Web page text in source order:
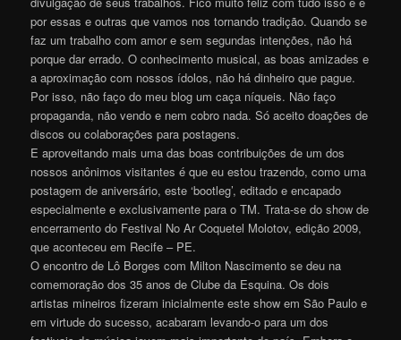
por essas e outras que vamos nos tornando tradição. Quando se
faz um trabalho com amor e sem segundas intenções, não há
porque dar errado. O conhecimento musical, as boas amizades e
a aproximação com nossos ídolos, não há dinheiro que pague.
Por isso, não faço do meu blog um caça níqueis. Não faço
propaganda, não vendo e nem cobro nada. Só aceito doações de
discos ou colaborações para postagens.
E aproveitando mais uma das boas contribuições de um dos
nossos anônimos visitantes é que eu estou trazendo, como uma
postagem de aniversário, este ‘bootleg’, editado e encapado
especialmente e exclusivamente para o TM. Trata-se do show de
encerramento do Festival No Ar Coquetel Molotov, edição 2009,
que aconteceu em Recife – PE.
O encontro de Lô Borges com Milton Nascimento se deu na
comemoração dos 35 anos de Clube da Esquina. Os dois
artistas mineiros fizeram inicialmente este show em São Paulo e
em virtude do sucesso, acabaram levando-o para um dos